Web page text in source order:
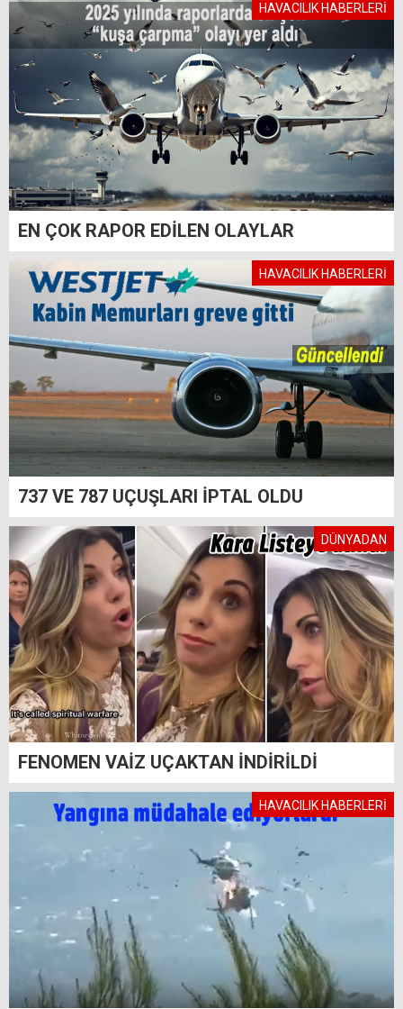
HAVACILIK HABERLERİ
EN ÇOK RAPOR EDİLEN OLAYLAR
HAVACILIK HABERLERİ
737 VE 787 UÇUŞLARI İPTAL OLDU
DÜNYADAN
FENOMEN VAİZ UÇAKTAN İNDİRİLDİ
HAVACILIK HABERLERİ